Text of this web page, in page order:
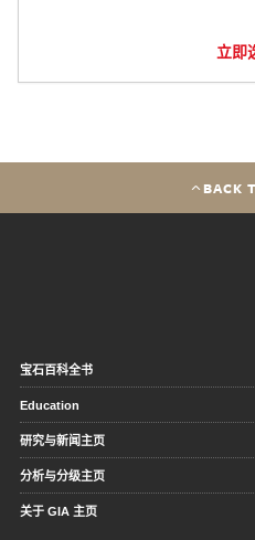
立即
BACK
宝石百科全书
Education
研究与新闻主页
分析与分级主页
关于 GIA 主页